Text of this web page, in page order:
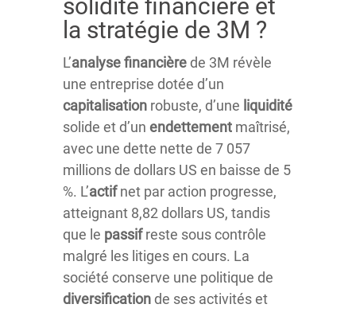
solidité financière et
la stratégie de 3M ?
L’analyse financière de 3M révèle
une entreprise dotée d’un
capitalisation robuste, d’une liquidité
solide et d’un endettement maîtrisé,
avec une dette nette de 7 057
millions de dollars US en baisse de 5
%. L’actifnet par action progresse,
atteignant 8,82 dollars US, tandis
que le passifreste sous contrôle
malgré les litiges en cours. La
société conserve une politique de
diversification de ses activités et